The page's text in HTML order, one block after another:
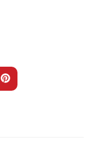
Opens
in